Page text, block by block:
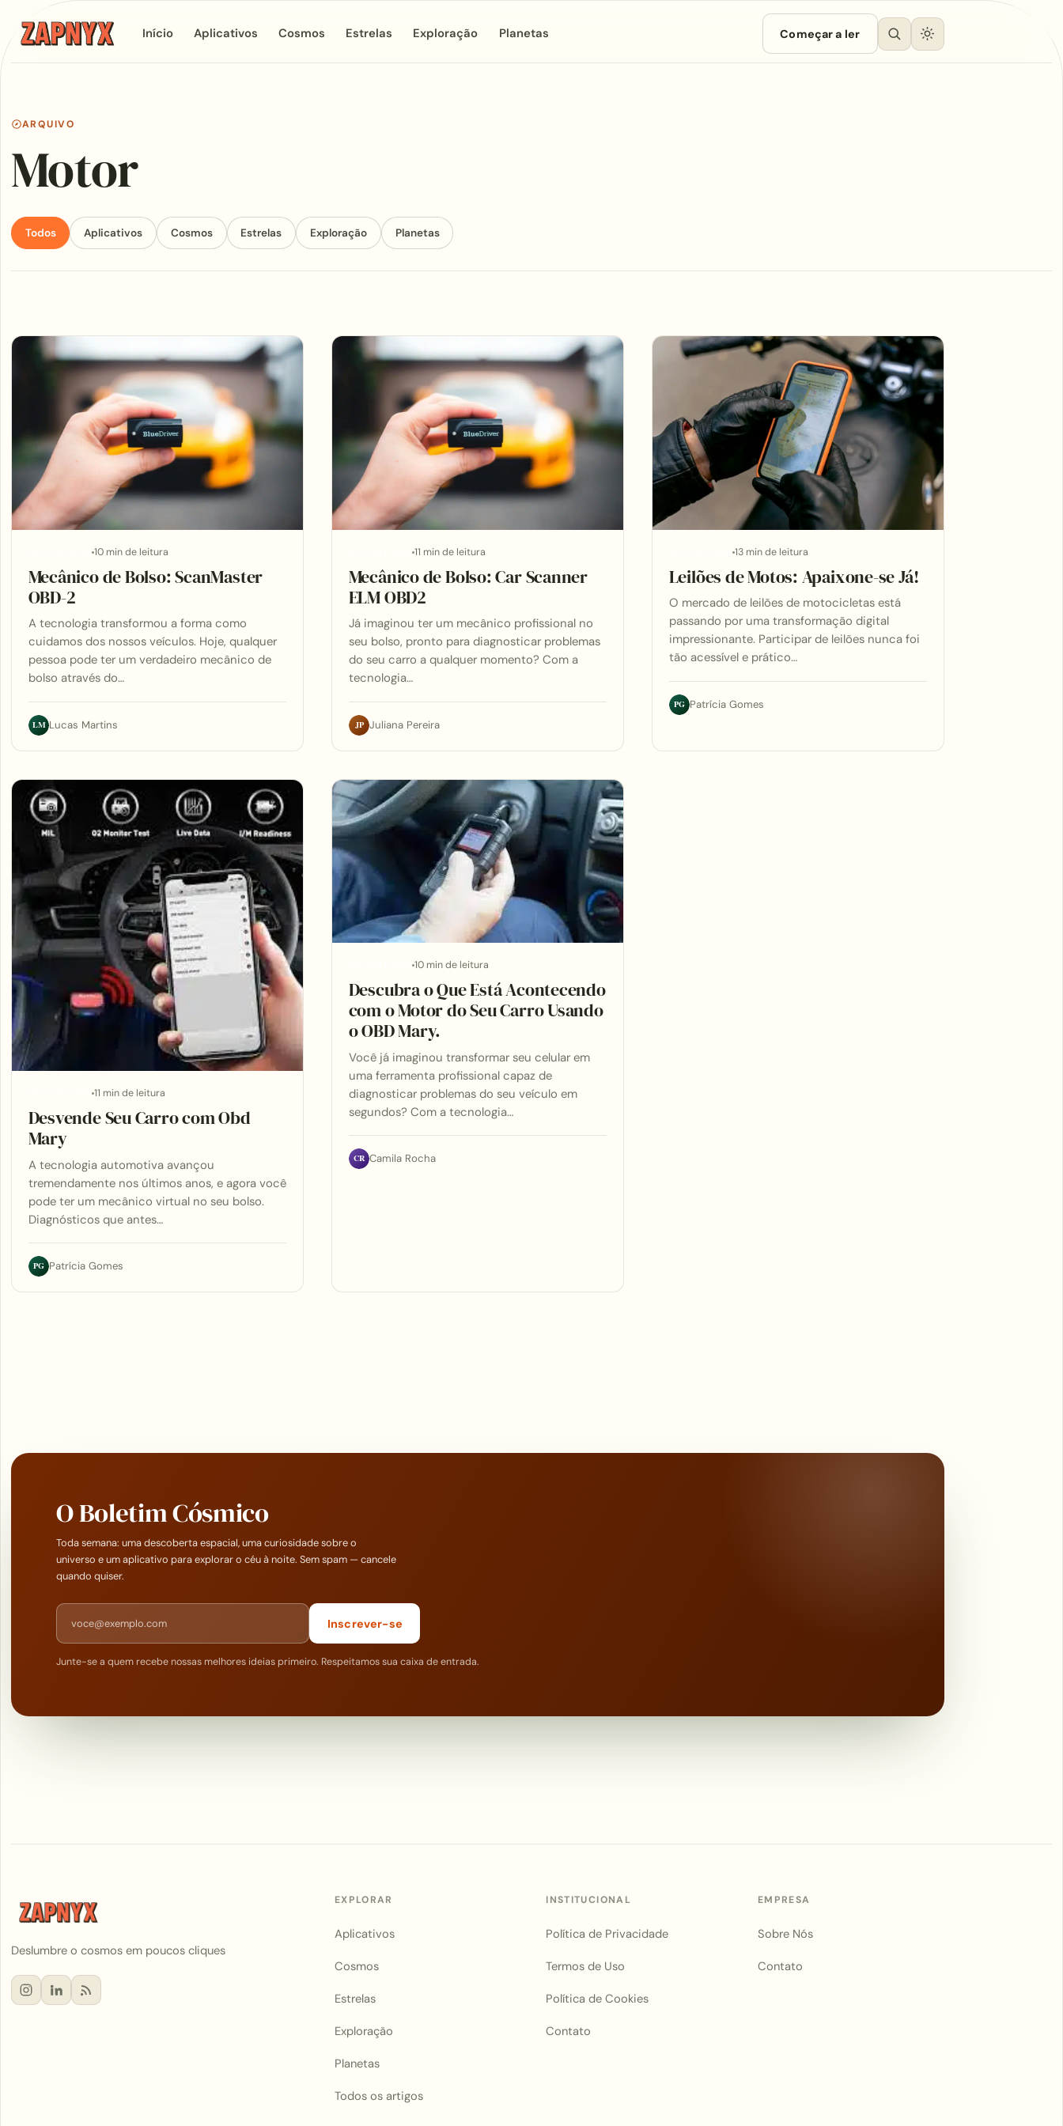
Início Aplicativos Cosmos Estrelas Exploração Planetas Começar a ler
ARQUIVO
Motor
Todos Aplicativos Cosmos Estrelas Exploração Planetas
Articles
10 min de leitura
Mecânico de Bolso: ScanMaster
OBD-2
A tecnologia transformou a forma como
cuidamos dos nossos veículos. Hoje, qualquer
pessoa pode ter um verdadeiro mecânico de
bolso através do…
LM Lucas Martins
APLICATIVOS 11 min de leitura
Mecânico de Bolso: Car Scanner
ELM OBD2
Já imaginou ter um mecânico profissional no
seu bolso, pronto para diagnosticar problemas
do seu carro a qualquer momento? Com a
tecnologia…
JP Juliana Pereira
APLICATIVOS 13 min de leitura
Leilões de Motos: Apaixone-se Já!
O mercado de leilões de motocicletas está
passando por uma transformação digital
impressionante. Participar de leilões nunca foi
tão acessível e prático…
PG Patrícia Gomes
11 min de leitura
Desvende Seu Carro com Obd
Mary
A tecnologia automotiva avançou
tremendamente nos últimos anos, e agora você
pode ter um mecânico virtual no seu bolso.
Diagnósticos que antes…
PG Patrícia Gomes
APLICATIVOS 10 min de leitura
Descubra o Que Está Acontecendo
com o Motor do Seu Carro Usando
o OBD Mary.
Você já imaginou transformar seu celular em
uma ferramenta profissional capaz de
diagnosticar problemas do seu veículo em
segundos? Com a tecnologia…
CR Camila Rocha
O Boletim Cósmico
Toda semana: uma descoberta espacial, uma curiosidade sobre o
universo e um aplicativo para explorar o céu à noite. Sem spam — cancele
quando quiser.
Endereço de e-mail
Inscrever-se
Junte-se a quem recebe nossas melhores ideias primeiro. Respeitamos sua caixa de entrada.
Deslumbre o cosmos em poucos cliques
EXPLORAR
Aplicativos
Cosmos
Estrelas
Exploração
Planetas
Todos os artigos
INSTITUCIONAL
Política de Privacidade
Termos de Uso
Política de Cookies
Contato
EMPRESA
Sobre Nós
Contato